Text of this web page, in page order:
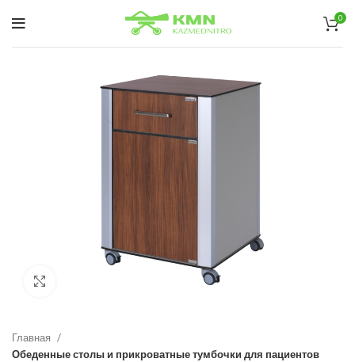
0
Главная
Обеденные столы и прикроватные тумбочки для пациентов